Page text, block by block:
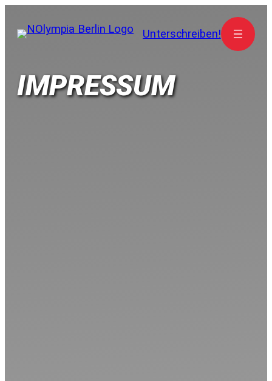
Unterschreiben!
IMPRESSUM